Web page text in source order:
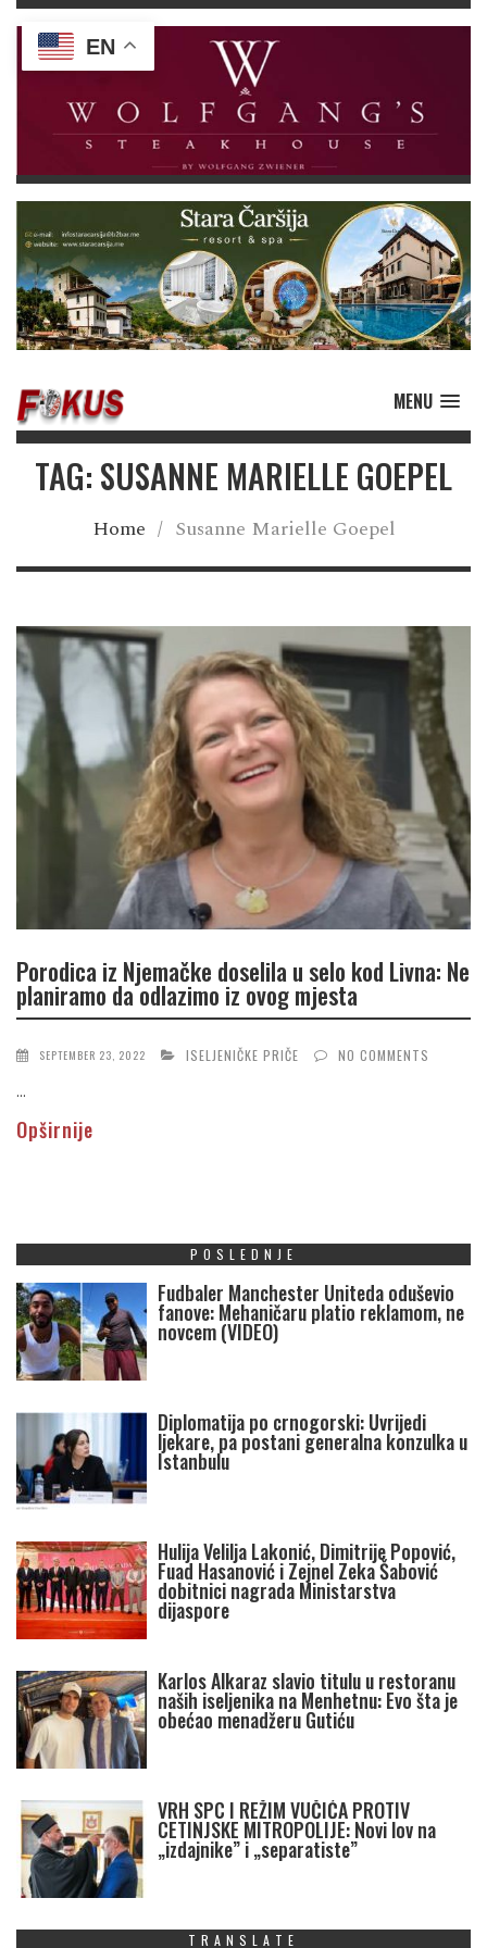
MENU
TAG: SUSANNE MARIELLE GOEPEL
Home / Susanne Marielle Goepel
Porodica iz Njemačke doselila u selo kod Livna: Ne
planiramo da odlazimo iz ovog mjesta
SEPTEMBER 23, 2022 ISELJENIČKE PRIČE NO COMMENTS
...
Opširnije
POSLEDNJE
Fudbaler Manchester Uniteda oduševio
fanove: Mehaničaru platio reklamom, ne
novcem (VIDEO)
Diplomatija po crnogorski: Uvrijedi
ljekare, pa postani generalna konzulka u
Istanbulu
Hulija Velilja Lakonić, Dimitrije Popović,
Fuad Hasanović i Zejnel Zeka Šabović
dobitnici nagrada Ministarstva
dijaspore
Karlos Alkaraz slavio titulu u restoranu
naših iseljenika na Menhetnu: Evo šta je
obećao menadžeru Gutiću
VRH SPC I REŽIM VUČIĆA PROTIV
CETINJSKE MITROPOLIJE: Novi lov na
„izdajnike” i „separatiste”
TRANSLATE
EN